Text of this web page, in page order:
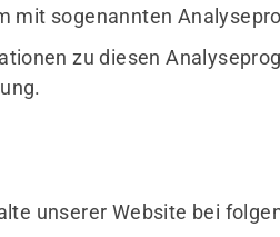
mit sogenannten
zu diesen
unserer Website bei